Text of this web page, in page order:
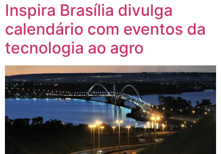
Inspira Brasília divulga
calendário com eventos da
tecnologia ao agro